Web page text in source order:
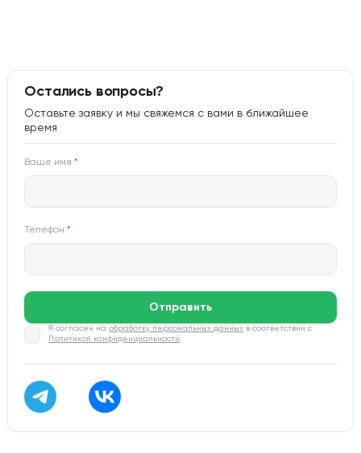
Остались вопросы?
Оставьте заявку и мы свяжемся с вами в ближайшее
время
Ваше имя*
Телефон*
Отправить
Я согласен наобработку персональных данных в соответствии с
Политикой конфиденциальности